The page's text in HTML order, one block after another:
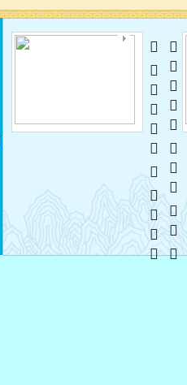
    
   